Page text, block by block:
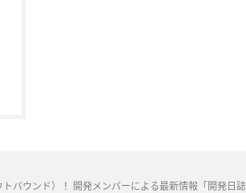
バウンド）！ 開発メンバーによる最新情報「開発日